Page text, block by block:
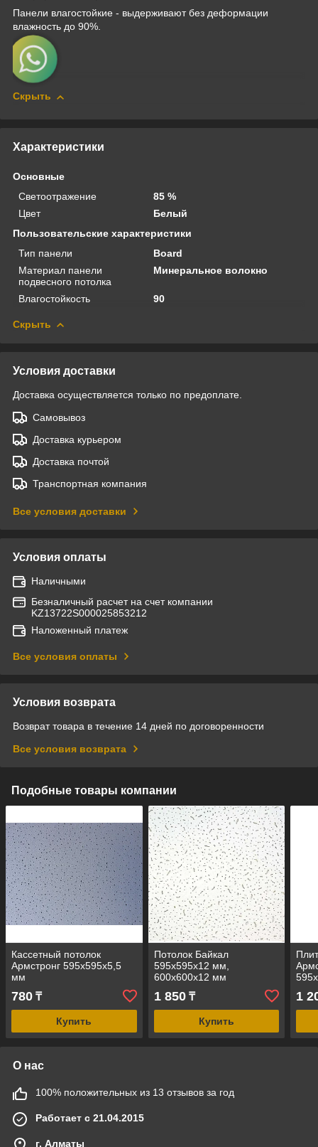
Панели влагостойкие - выдерживают без деформации
влажность до 90%.
Скрыть
Характеристики
Основные
Светоотражение
85 %
Цвет
Белый
Пользовательские характеристики
Тип панели
Board
Материал панели
подвесного потолка
Минеральное волокно
Влагостойкость 90
Скрыть
Условия доставки
Доставка осуществляется только по предоплате.
Самовывоз
Доставка курьером
Доставка почтой
Транспортная компания
Все условия доставки
Условия оплаты
Наличными
Безналичный расчет на счет компании
KZ13722S000025853212
Наложенный платеж
Все условия оплаты
Условия возврата
Возврат товара в течение 14 дней по договоренности
Все условия возврата
Подобные товары компании
Кассетный потолок
Армстронг 595х595х5,5
мм
780 ₸
Купить
Потолок Байкал
595х595х12 мм,
600х600х12 мм
1 850₸
Купить
1
О нас
100% положительных из 13 отзывов за год
Работает с 21.04.2015
г. Алматы